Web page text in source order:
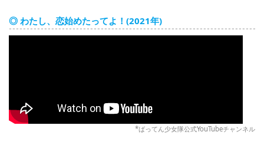
◎ わたし、恋始めたってよ！(2021年)
*ばってん少女隊公式YouTubeチャンネル